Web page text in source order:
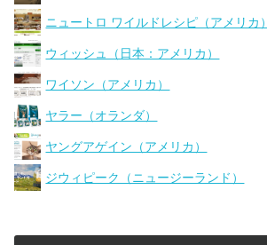
ニュートロ ワイルドレシピ（アメリカ）
ウィッシュ（日本：アメリカ）
ワイソン（アメリカ）
ヤラー（オランダ）
ヤングアゲイン（アメリカ）
ジウィピーク（ニュージーランド）